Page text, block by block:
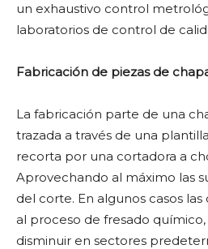
un exhaustivo control
laboratorios de control de
Fabricación de piezas de
La fabricación parte de una
trazada a través de una
recorta por una cortadora a
Aprovechando al máximo las
del corte. En algunos casos
al proceso de fresado
disminuir en sectores